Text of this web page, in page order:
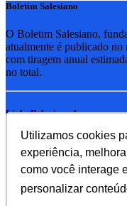
Utilizamos cookies
experiência,
como você interage
personalizar
Boletim Salesiano
O Boletim Salesiano,
atualmente é publicado
com tiragem anual
no total.
Links Relacionados
RSB - Rede
EDEBE - Editora
UPV - União pela
Familia Salesiana